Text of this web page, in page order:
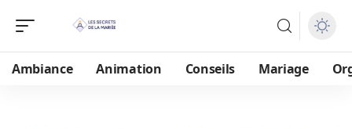
Ambiance Animation Conseils Mariage